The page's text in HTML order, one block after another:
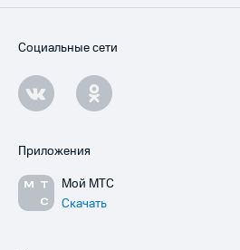
Социальные сети
Приложения
Мой МТС
Скачать